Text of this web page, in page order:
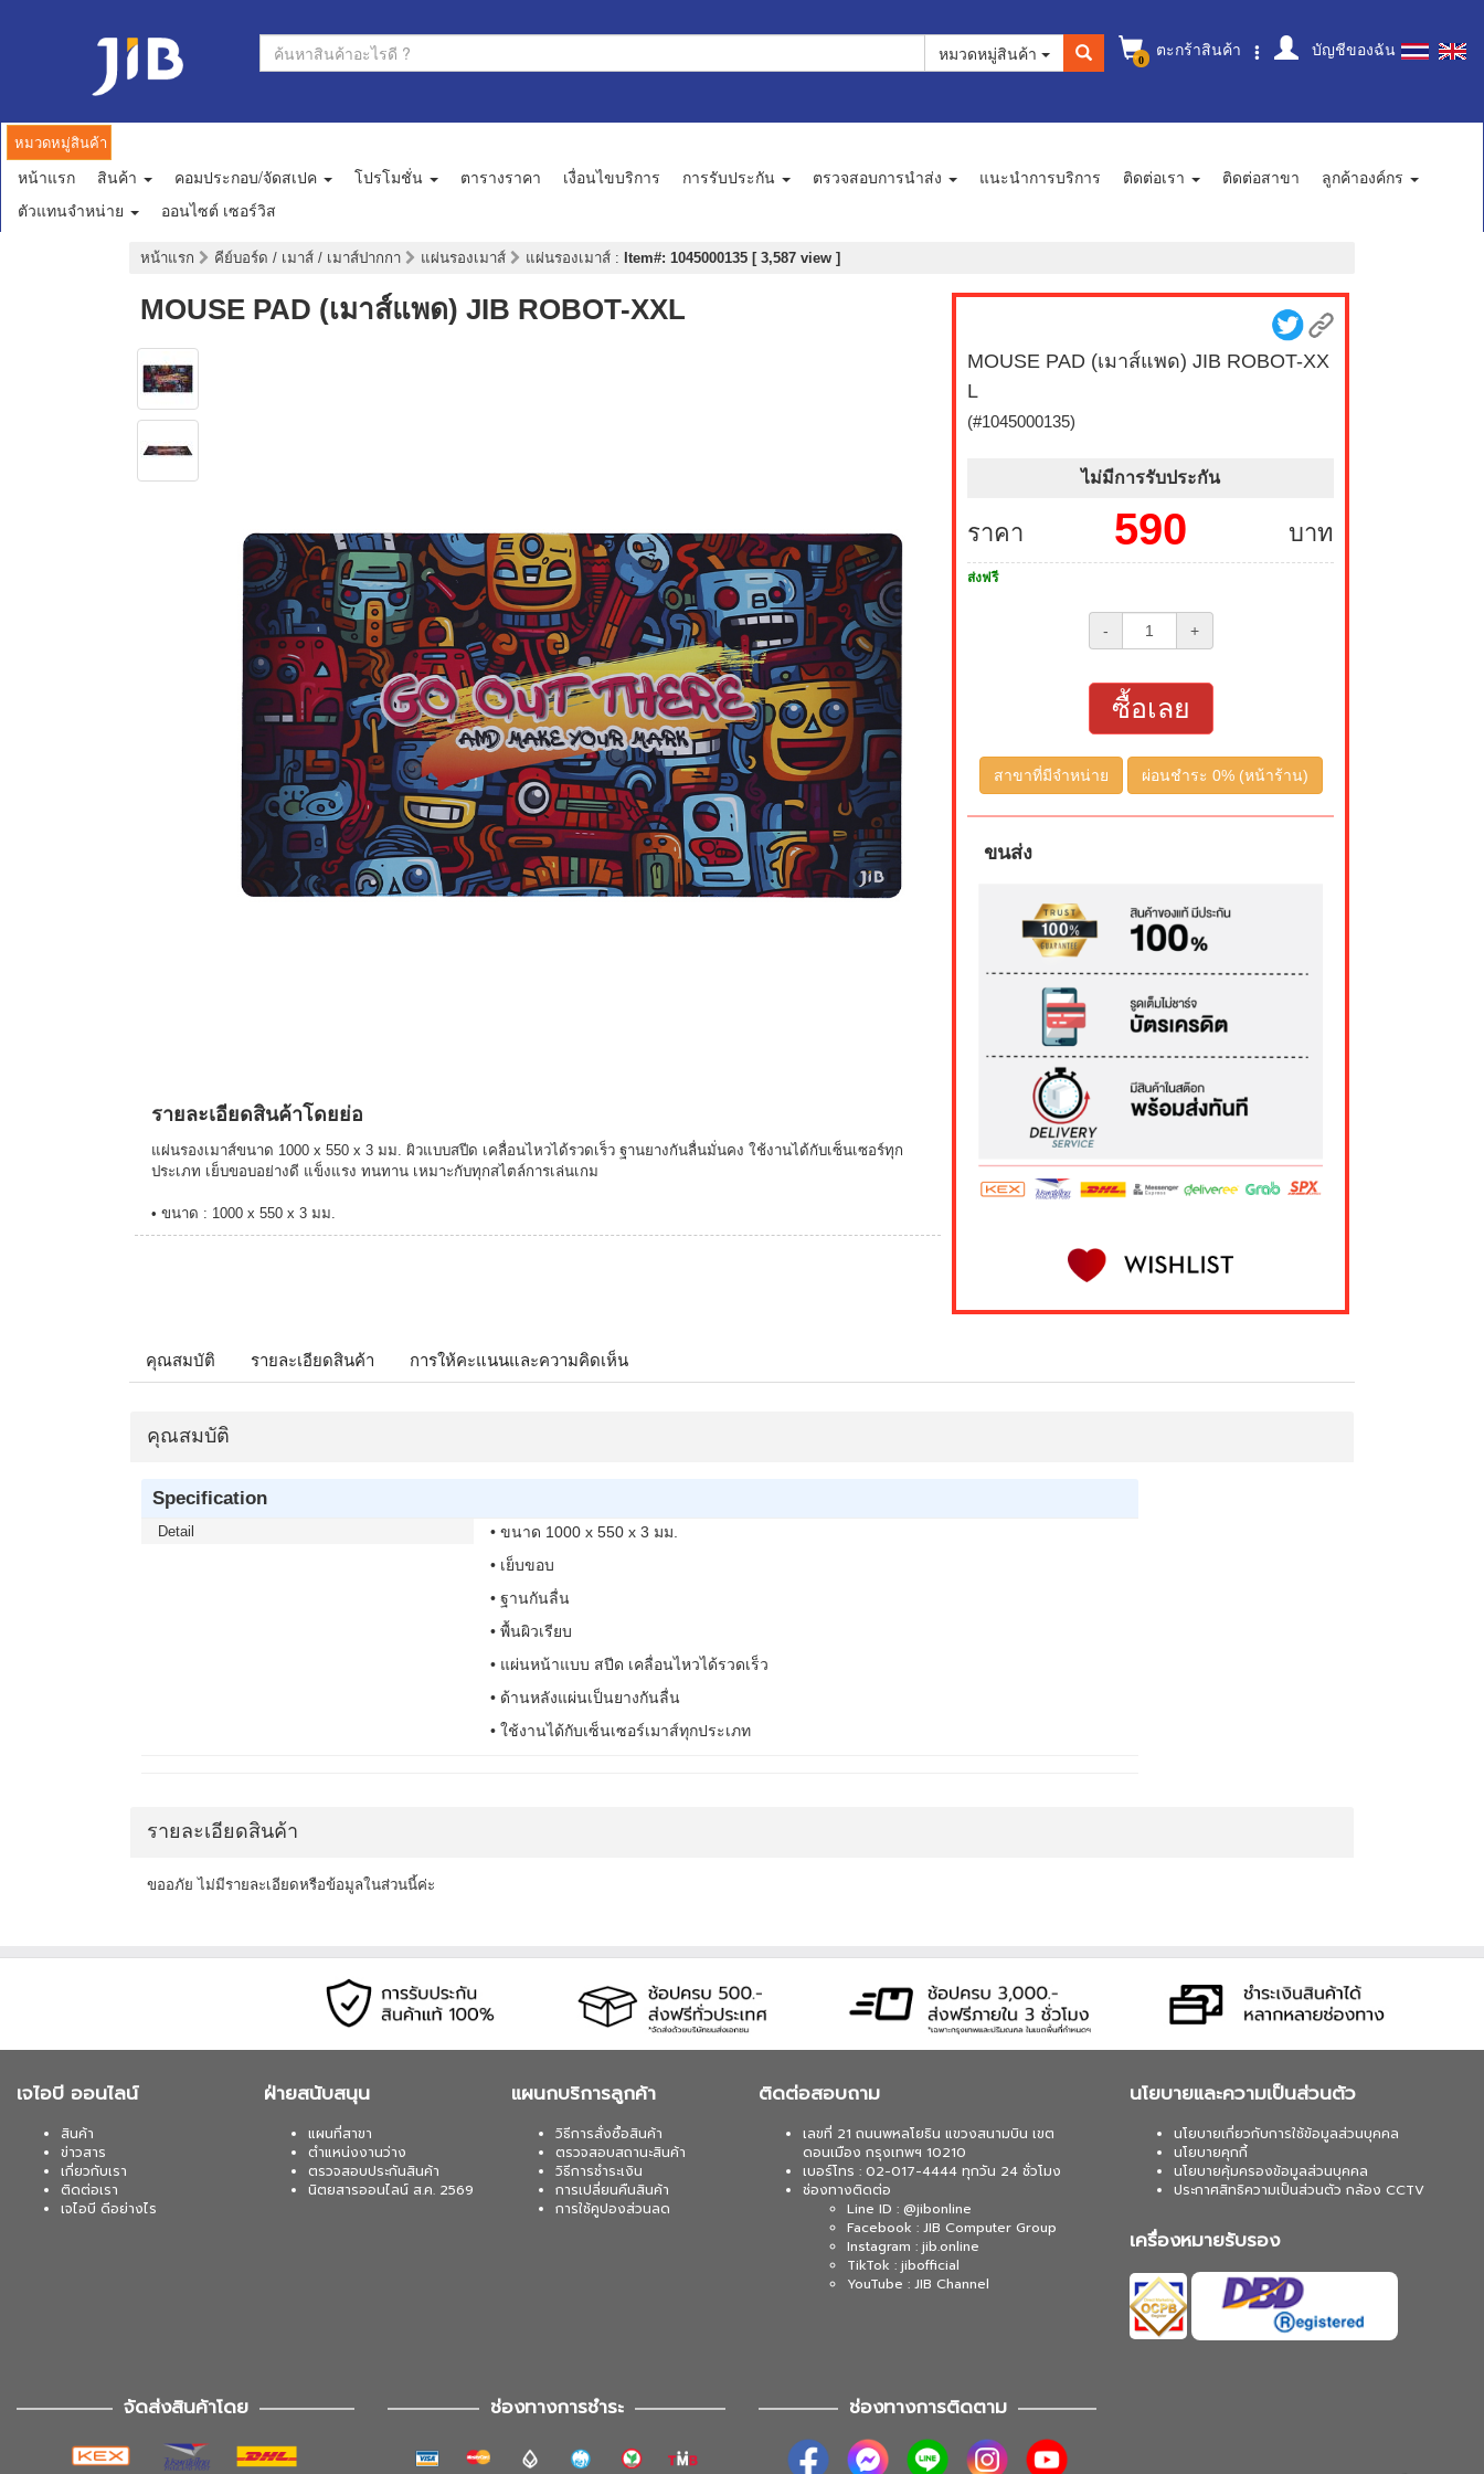
0 ตะกร้าสินค้า บัญชีของฉัน
หมวดหมู่สินค้า
หมวดหมู่สินค้า
หน้าแรก สินค้า คอมประกอบ/จัดสเปค โปรโมชั่น ตารางราคา เงื่อนไขบริการ การรับประกัน ตรวจสอบการนำส่ง แนะนำการบริการ ติดต่อเรา ติดต่อสาขา
ลูกค้าองค์กร
ตัวแทนจำหน่าย
ออนไซต์ เซอร์วิส
หน้าแรก คีย์บอร์ด / เมาส์ / เมาส์ปากกา แผ่นรองเมาส์ แผ่นรองเมาส์ : Item#: 1045000135 [ 3,587 view ]
MOUSE PAD (เมาส์แพด) JIB ROBOT-XXL
รายละเอียดสินค้าโดยย่อ
แผ่นรองเมาส์ขนาด 1000 x 550 x 3 มม. ผิวแบบสปีด เคลื่อนไหวได้รวดเร็ว ฐานยางกันลื่นมั่นคง ใช้งานได้กับเซ็นเซอร์ทุก
ประเภท เย็บขอบอย่างดี แข็งแรง ทนทาน เหมาะกับทุกสไตล์การเล่นเกม
• ขนาด : 1000 x 550 x 3 มม.
MOUSE PAD (เมาส์แพด) JIB ROBOT-XX
L
(#1045000135)
ไม่มีการรับประกัน
ราคา บาท
590
ส่งฟรี
- +
ซื้อเลย
สาขาที่มีจำหน่าย ผ่อนชำระ 0% (หน้าร้าน)
ขนส่ง
คุณสมบัติ รายละเอียดสินค้า การให้คะแนนและความคิดเห็น
คุณสมบัติ
Specification
Detail
• ขนาด 1000 x 550 x 3 มม.
• เย็บขอบ
• ฐานกันลื่น
• พื้นผิวเรียบ
• แผ่นหน้าแบบ สปีด เคลื่อนไหวได้รวดเร็ว
• ด้านหลังแผ่นเป็นยางกันลื่น
• ใช้งานได้กับเซ็นเซอร์เมาส์ทุกประเภท
รายละเอียดสินค้า
ขออภัย ไม่มีรายละเอียดหรือข้อมูลในส่วนนี้ค่ะ
เจไอบี ออนไลน์
สินค้า
ข่าวสาร
เกี่ยวกับเรา
ติดต่อเรา
เจไอบี ดีอย่างไร
ฝ่ายสนับสนุน
แผนที่สาขา
ตำแหน่งงานว่าง
ตรวจสอบประกันสินค้า
นิตยสารออนไลน์ ส.ค. 2569
แผนกบริการลูกค้า
วิธีการสั่งซื้อสินค้า
ตรวจสอบสถานะสินค้า
วิธีการชำระเงิน
การเปลี่ยนคืนสินค้า
การใช้คูปองส่วนลด
ติดต่อสอบถาม
เลขที่ 21 ถนนพหลโยธิน แขวงสนามบิน เขต
ดอนเมือง กรุงเทพฯ 10210
เบอร์โทร : 02-017-4444 ทุกวัน 24 ชั่วโมง
ช่องทางติดต่อ
Line ID : @jibonline
Facebook : JIB Computer Group
Instagram : jib.online
TikTok : jibofficial
YouTube : JIB Channel
นโยบายและความเป็นส่วนตัว
นโยบายเกี่ยวกับการใช้ข้อมูลส่วนบุคคล
นโยบายคุกกี้
นโยบายคุ้มครองข้อมูลส่วนบุคคล
ประกาศสิทธิความเป็นส่วนตัว กล้อง CCTV
เครื่องหมายรับรอง
จัดส่งสินค้าโดย ช่องทางการชำระ ช่องทางการติดตาม